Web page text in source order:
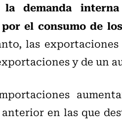
demanda
el consumo de
las
y de un
en las que